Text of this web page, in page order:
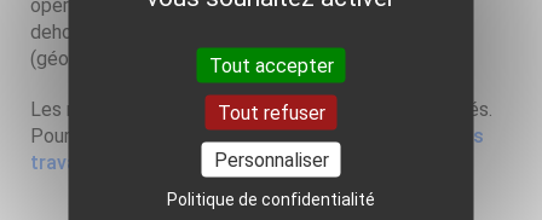
opération à l'autre, pour la zone Île-de-France et en
dehors de cette zone, et d’en expliquer la cause
(géographie, géologie, technique).
Les résultats de cette études viennent d'être publiés.
Pour en savoir plus, consulter lerapport relatif à ces
travaux ici
Tout accepter
Tout refuser
Personnaliser
Politique de confidentialité